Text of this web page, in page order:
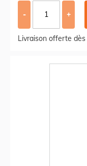
- +
Livraison offerte dès